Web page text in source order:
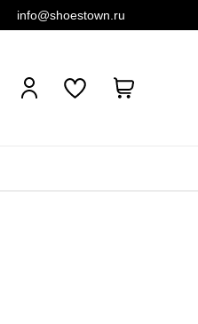
info@shoestown.ru